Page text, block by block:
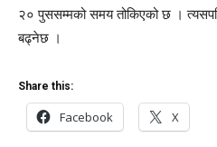
२० पुससम्मको समय तोकिएको छ ।
बढ्नेछ ।
Share this:
Facebook X